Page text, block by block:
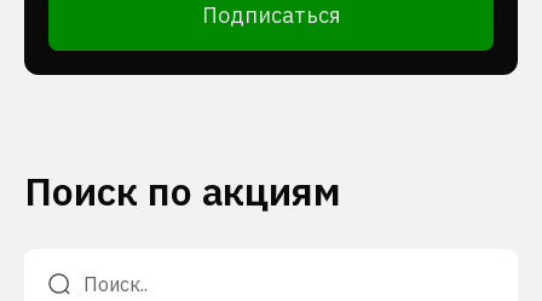
Подписаться
Поиск по акциям